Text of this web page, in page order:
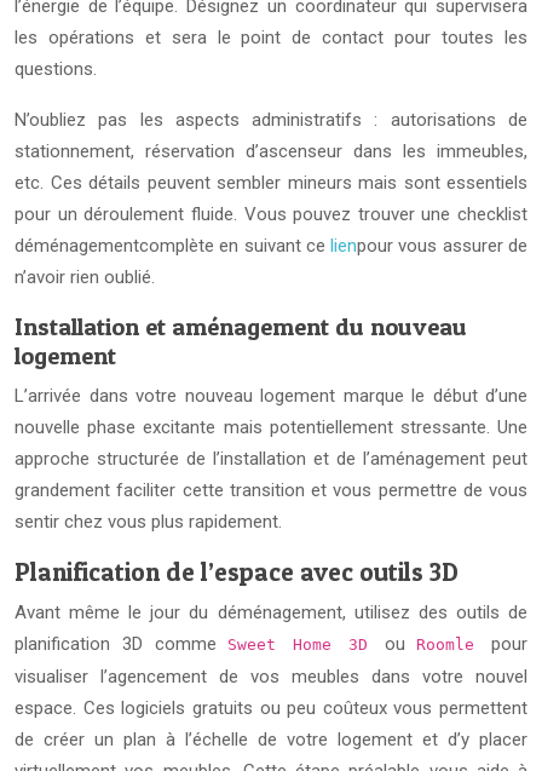
l’énergie de l’équipe. Désignez un coordinateur qui supervisera
les opérations et sera le point de contact pour toutes les
questions.
N’oubliez pas les aspects administratifs : autorisations de
stationnement, réservation d’ascenseur dans les immeubles,
etc. Ces détails peuvent sembler mineurs mais sont essentiels
pour un déroulement fluide. Vous pouvez trouver une checklist
déménagementcomplète en suivant celienpour vous assurer de
n’avoir rien oublié.
Installation et aménagement du nouveau
logement
L’arrivée dans votre nouveau logement marque le début d’une
nouvelle phase excitante mais potentiellement stressante. Une
approche structurée de l’installation et de l’aménagement peut
grandement faciliter cette transition et vous permettre de vous
sentir chez vous plus rapidement.
Planification de l’espace avec outils 3D
Avant même le jour du déménagement, utilisez des outils de
planification 3D comme
Sweet Home 3D ou Roomle pour
visualiser l’agencement de vos meubles dans votre nouvel
espace. Ces logiciels gratuits ou peu coûteux vous permettent
de créer un plan à l’échelle de votre logement et d’y placer